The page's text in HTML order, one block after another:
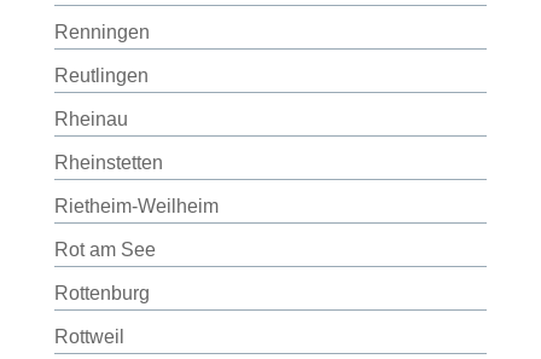
Renningen
Reutlingen
Rheinau
Rheinstetten
Rietheim-Weilheim
Rot am See
Rottenburg
Rottweil